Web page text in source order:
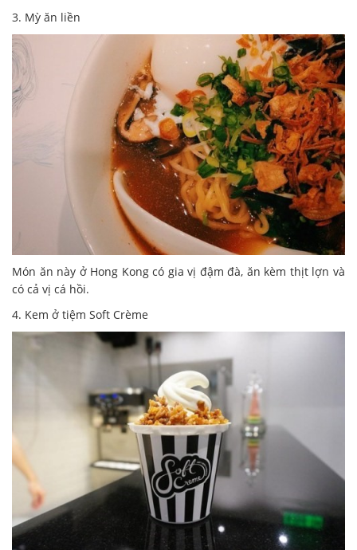
3. Mỳ ăn liền
Món ăn này ở Hong Kong có gia vị đậm đà, ăn kèm thịt lợn và
có cả vị cá hồi.
4. Kem ở tiệm Soft Crème